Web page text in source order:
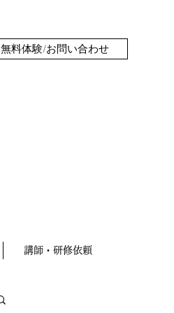
無料体験/お問い合わせ
講師・研修依頼